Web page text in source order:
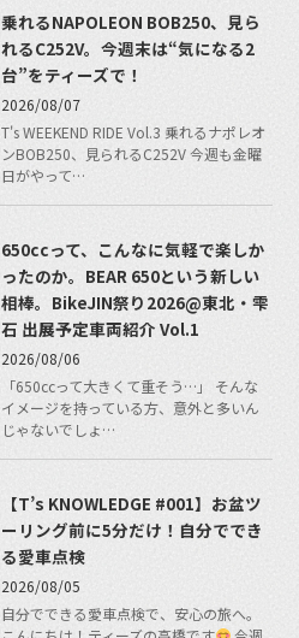
乗れるNAPOLEON BOB250、見ら
れるC252V。今週末は“気になる2
台”をティーズで！
2026/08/07
T's WEEKEND RIDE Vol.3 乗れるナポレオ
ンBOB250、見られるC252V 今週も金曜
日がやって…
650ccって、こんなに気軽で楽しか
ったのか。BEAR 650という新しい
相棒。BikeJIN祭り2026@東北・雫
石 出展予定車両紹介 Vol.1
2026/08/06
「650ccって大きくて重そう…」 そんな
イメージを持っている方、意外と多いん
じゃないでしょ…
【T’s KNOWLEDGE #001】お盆ツ
ーリング前に5分だけ！自分ででき
る愛車点検
2026/08/05
自分でできる愛車点検で、安心の旅へ。